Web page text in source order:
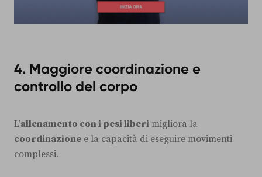
4. Maggiore coordinazione e
controllo del corpo
L’allenamento con i pesi liberi migliora la
coordinazione e la capacità di eseguire movimenti
complessi.